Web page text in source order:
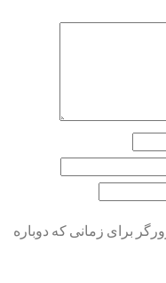
برای زمانی که دوباره